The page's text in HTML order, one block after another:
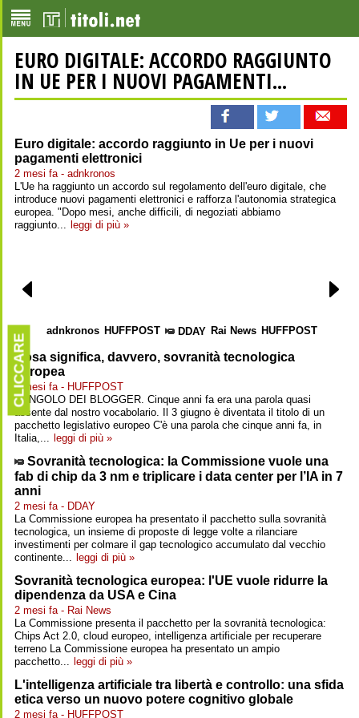
EURO DIGITALE: ACCORDO RAGGIUNTO
IN UE PER I NUOVI PAGAMENTI...
Euro digitale: accordo raggiunto in Ue per i nuovi
pagamenti elettronici
2 mesi fa - adnkronos
L'Ue ha raggiunto un accordo sul regolamento dell'euro digitale, che
introduce nuovi pagamenti elettronici e rafforza l'autonomia strategica
europea. "Dopo mesi, anche difficili, di negoziati abbiamo
raggiunto... leggi di più »
adnkronos HUFFPOST DDAY Rai News HUFFPOST
Cosa significa, davvero, sovranità tecnologica
europea
2 mesi fa - HUFFPOST
L'ANGOLO DEI BLOGGER. Cinque anni fa era una parola quasi
assente dal nostro vocabolario. Il 3 giugno è diventata il titolo di un
pacchetto legislativo europeo C'è una parola che cinque anni fa, in
Italia,... leggi di più »
Sovranità tecnologica: la Commissione vuole una
fab di chip da 3 nm e triplicare i data center per l’IA in 7
anni
2 mesi fa - DDAY
La Commissione europea ha presentato il pacchetto sulla sovranità
tecnologica, un insieme di proposte di legge volte a rilanciare
investimenti per colmare il gap tecnologico accumulato dal vecchio
continente... leggi di più »
Sovranità tecnologica europea: l'UE vuole ridurre la
dipendenza da USA e Cina
2 mesi fa - Rai News
La Commissione presenta il pacchetto per la sovranità tecnologica:
Chips Act 2.0, cloud europeo, intelligenza artificiale per recuperare
terreno La Commissione europea ha presentato un ampio
pacchetto... leggi di più »
L'intelligenza artificiale tra libertà e controllo: una sfida
etica verso un nuovo potere cognitivo globale
2 mesi fa - HUFFPOST
CLICCARE